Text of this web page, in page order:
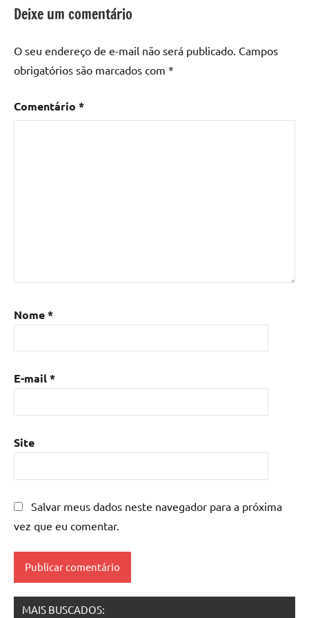
epoxi
mesa
madeira,
Mesa
madeira
com
de
com
madeira
mesa
epoxi
mesa
de
mesas
resinadas
Deixe um comentário
O seu endereço de e-mail não será publicado. Campos
obrigatórios são marcados com *
Comentário *
Nome*
E-mail*
Site
Salvar meus dados neste navegador para a próxima
vez que eu comentar.
MAIS BUSCADOS: